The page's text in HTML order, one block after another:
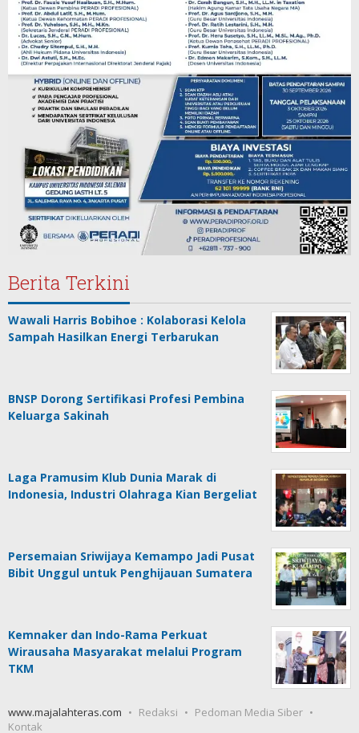
Berita Terkini
Wawali Harris Bobihoe : Kolaborasi Kelola
Sampah Hasilkan Energi Terbarukan
BNSP Dorong Sertifikasi Profesi Pembina
Keluarga Sakinah
Laga Pramusim Klub Dunia Marak di
Indonesia, Industri Olahraga Kian Bergeliat
Persemaian Sriwijaya Kemampo Jadi Pusat
Bibit Unggul untuk Penghijauan Sumatera
Kemnaker dan Indo-Rama Perkuat
Wirausaha Masyarakat melalui Program
TKM
www.majalahteras.com Redaksi
Pedoman Media Siber
Kontak